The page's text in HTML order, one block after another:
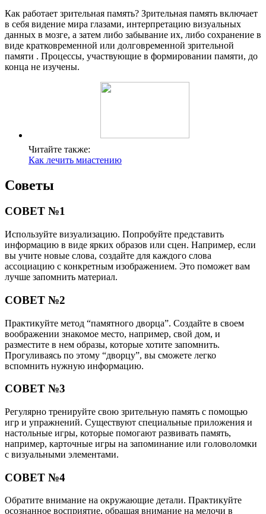
Как работает зрительная память? Зрительная память включает
в себя видение мира глазами, интерпретацию визуальных
данных в мозге, а затем либо забывание их, либо сохранение в
виде кратковременной или долговременной зрительной
памяти . Процессы, участвующие в формировании памяти, до
конца не изучены.
Читайте также:
Как лечить миастению
Советы
СОВЕТ №1
Используйте визуализацию. Попробуйте представить
информацию в виде ярких образов или сцен. Например, если
вы учите новые слова, создайте для каждого слова
ассоциацию с конкретным изображением. Это поможет вам
лучше запомнить материал.
СОВЕТ №2
Практикуйте метод “памятного дворца”. Создайте в своем
воображении знакомое место, например, свой дом, и
разместите в нем образы, которые хотите запомнить.
Прогуливаясь по этому “дворцу”, вы сможете легко
вспомнить нужную информацию.
СОВЕТ №3
Регулярно тренируйте свою зрительную память с помощью
игр и упражнений. Существуют специальные приложения и
настольные игры, которые помогают развивать память,
например, карточные игры на запоминание или головоломки
с визуальными элементами.
СОВЕТ №4
Обратите внимание на окружающие детали. Практикуйте
осознанное восприятие, обращая внимание на мелочи в